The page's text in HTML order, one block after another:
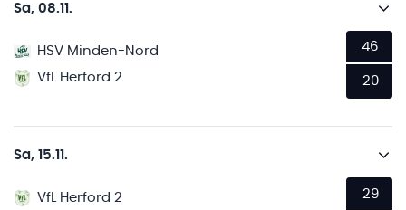
Sa, 08.11.
HSV Minden-Nord
VfL Herford 2
46
20
Sa, 15.11.
VfL Herford 2
29